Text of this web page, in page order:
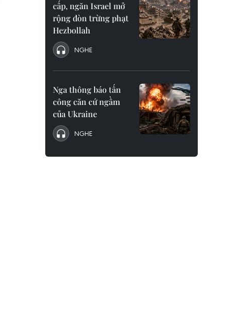
cấp, ngăn Israel mở
rộng đòn trừng phạt
Hezbollah
NGHE
Nga thông báo tấn
công căn cứ ngầm
của Ukraine
NGHE